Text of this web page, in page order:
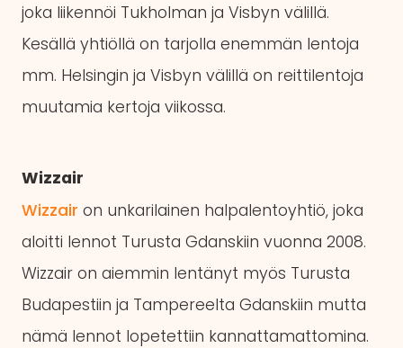
joka liikennöi Tukholman ja Visbyn välillä.
Kesällä yhtiöllä on tarjolla enemmän lentoja
mm. Helsingin ja Visbyn välillä on reittilentoja
muutamia kertoja viikossa.
Wizzair
Wizzair on unkarilainen halpalentoyhtiö, joka
aloitti lennot Turusta Gdanskiin vuonna 2008.
Wizzair on aiemmin lentänyt myös Turusta
Budapestiin ja Tampereelta Gdanskiin mutta
nämä lennot lopetettiin kannattamattomina.